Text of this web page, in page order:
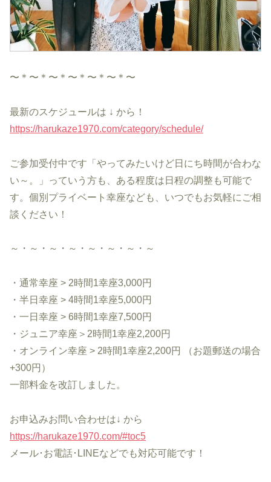
〜＊〜＊〜＊〜＊〜＊〜＊〜
最新のスケジュールは ↓ から！
https://harukaze1970.com/category/schedule/
ご参加受付中です「やってみたいけど日にち時間が合わな
い～。」っていう方も、ある程度は日程の調整も可能で
す。個別プライベート幸座なども、いつでもお気軽にご相
談ください！
～・～・～・～・～・～・～・～
・通常幸座 > 2時間1幸座3,000円
・半日幸座 > 4時間1幸座5,000円
・一日幸座 > 6時間1幸座7,500円
・ジュニア幸座＞2時間1幸座2,200円
・オンライン幸座 > 2時間1幸座2,200円 （お題郵送の場合
+300円）
一部料金を改訂しました。
お申込みお問い合わせは↓ から
https://harukaze1970.com/#toc5
メール･お電話･LINEなどでも対応可能です！